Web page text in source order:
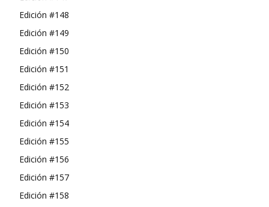
Edición #148
Edición #149
Edición #150
Edición #151
Edición #152
Edición #153
Edición #154
Edición #155
Edición #156
Edición #157
Edición #158